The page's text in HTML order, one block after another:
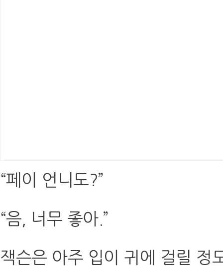
“페이 언니도?”
“음, 너무 좋아.”
잭슨은 아주 입이 귀에 걸릴 정